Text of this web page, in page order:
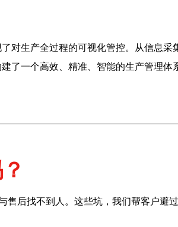
对生产全过程的可视化管控。从信息采
了一个高效、精准、智能的生产管理体
售后找不到人。这些坑，我们帮客户避过